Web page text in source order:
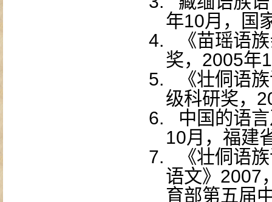
年10月，国
4.
《苗瑶语
奖， 2005年
5.
《壮侗语
级科研奖，
6.
中国的语
10月，福建
7.
《壮侗语
语文》 2007
育部第五届